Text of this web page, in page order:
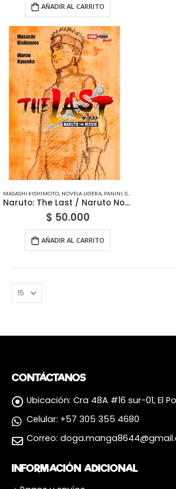
AÑADIR AL CARRITO
MASASHI KISHIMOTO, NOVELA LIGERA, PANINI,SHONEN
Naruto: The Last / Naruto Novela Ligera – Edición Panini México
$ 50.000
AÑADIR AL CARRITO
CONTÁCTANOS
Ubicación: Cra 48A #16 sur-01, El
Celular: +57 305 355 4680
Correo:
INFORMACIÓN ADICIONAL